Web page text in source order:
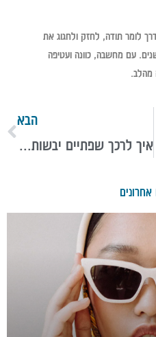
לומר תודה, לחזק ולחגוג את
עם מחשבה, כוונה ועטיפה
מהלב.
הבא
איך לרכך שפתיים יבשות? שיטות טיפול פשוטות